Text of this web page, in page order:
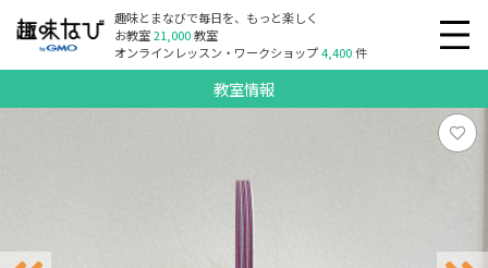
趣味とまなびで毎日を、もっと楽しく
お教室21,000教室
オンラインレッスン・ワークショップ4,400件
教室情報